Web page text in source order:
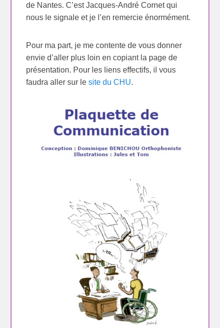
de Nantes. C’est Jacques-André Cornet qui
nous le signale et je l’en remercie énormément.
Pour ma part, je me contente de vous donner
envie d’aller plus loin en copiant la page de
présentation. Pour les liens effectifs, il vous
faudra aller sur lesite du CHU.